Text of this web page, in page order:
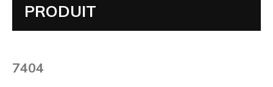
PRODUIT
7404